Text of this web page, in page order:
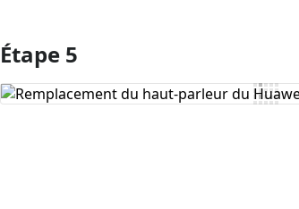
Ajouter un commentaire
Étape 5